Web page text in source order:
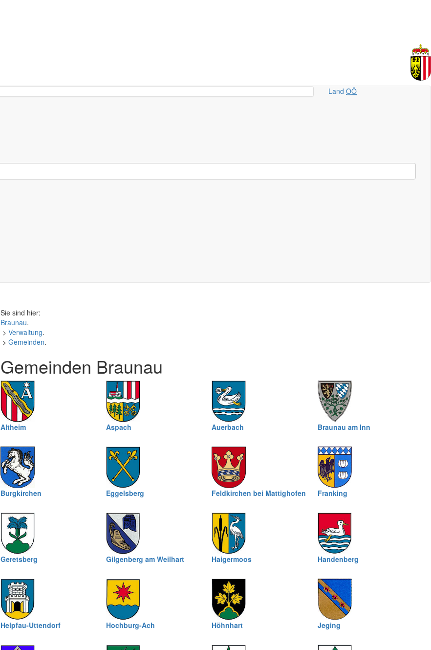
LandOÖ
Sie sind hier:
Braunau.
> Verwaltung.
> Gemeinden.
Gemeinden Braunau
Altheim Aspach Auerbach Braunau am Inn
Burgkirchen Eggelsberg Feldkirchen bei Mattighofen Franking
Geretsberg Gilgenberg am Weilhart Haigermoos Handenberg
Helpfau-Uttendorf Hochburg-Ach Höhnhart Jeging